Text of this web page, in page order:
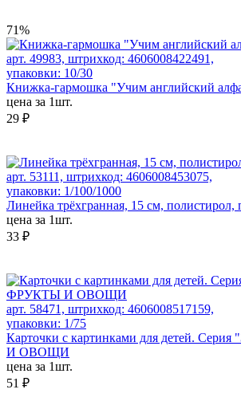
71%
арт. 49983, штрихкод: 4606008422491,
упаковки: 10/30
Книжка-гармошка "Учим английский
цена за 1шт.
29 ₽
арт. 53111, штрихкод: 4606008453075,
упаковки: 1/100/1000
Линейка трёхгранная, 15 см, полистирол,
цена за 1шт.
33 ₽
арт. 58471, штрихкод: 4606008517159,
упаковки: 1/75
Карточки с картинками для детей.
И ОВОЩИ
цена за 1шт.
51 ₽